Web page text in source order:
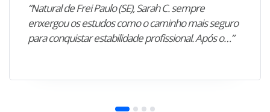
“Natural de Frei Paulo (SE), Sarah C. sempre
enxergou os estudos como o caminho mais seguro
para conquistar estabilidade profissional. Após o…”